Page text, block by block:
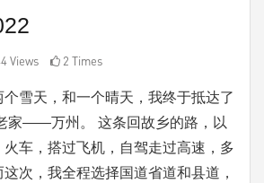
Views 2 Times
雪天，和一个晴天，我终于抵达了
家——万州。 这条回故乡的路，以
车，搭过飞机，自驾走过高速，多
次，我全程选择国道省道和县道，